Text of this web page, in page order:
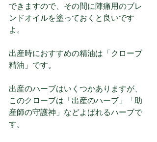
できますので、その間に陣痛用のブレ
ンドオイルを塗っておくと良いです
よ。
出産時におすすめの精油は「クローブ
精油」です。
出産のハーブはいくつかありますが、
このクローブは「出産のハーブ」「助
産師の守護神」などよばれるハーブで
す。